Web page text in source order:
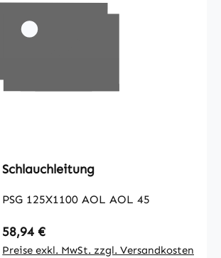
Schlauchleitung
PSG 125X1100 AOL AOL 45
Regulärer Preis:
58,94 €
Preise exkl. MwSt. zzgl. Versandkosten